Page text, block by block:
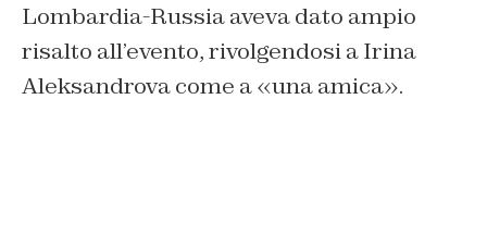
Lombardia-Russia aveva dato ampio
risalto all’evento, rivolgendosi a Irina
Aleksandrova come a «una amica».